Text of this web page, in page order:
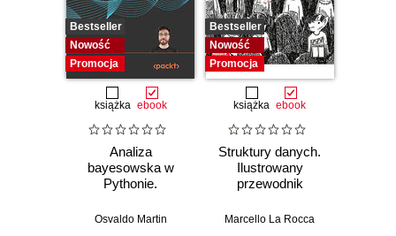
Bestseller
Nowość
Promocja
książka ebook
Analiza
bayesowska w
Pythonie.
przewodnik po
Osvaldo Martin
Bestseller
Nowość
Promocja
książka ebook
Struktury danych.
Ilustrowany
przewodnik
Marcello La Rocca